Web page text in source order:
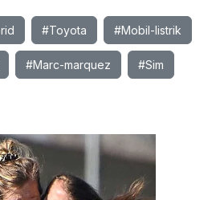
#Toyota #Mobil-listrik
#Marc-marquez #Sim